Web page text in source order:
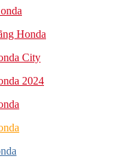
Honda
City
2024